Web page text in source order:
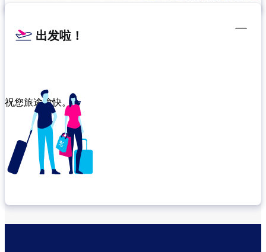
出发啦！
祝您旅途愉快。